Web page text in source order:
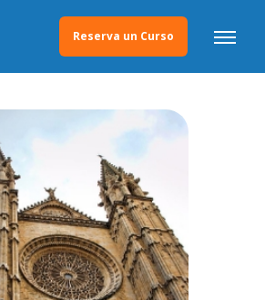
Reserva un Curso